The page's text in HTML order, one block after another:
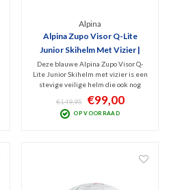
Alpina
Alpina Zupo Visor Q-Lite
Junior Skihelm Met Vizier |
Lichtblauw
Deze blauwe Alpina Zupo Visor Q-
Lite Junior Skihelm met vizier is een
stevige veilige helm die ook nog
leuk is vormgegeven. Het geklungel
met een losse skibril is dankzij het
vizier voorgoed verleden tijd.
€149,95 €99,00
OP VOORRAAD